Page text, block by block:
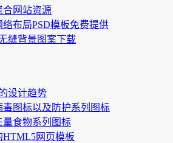
合网站资源
络布局PSD模板免费提供
缝背景图案下载
设计趋势
毒图标以及防护系列图标
量食物系列图标
HTML5网页模板